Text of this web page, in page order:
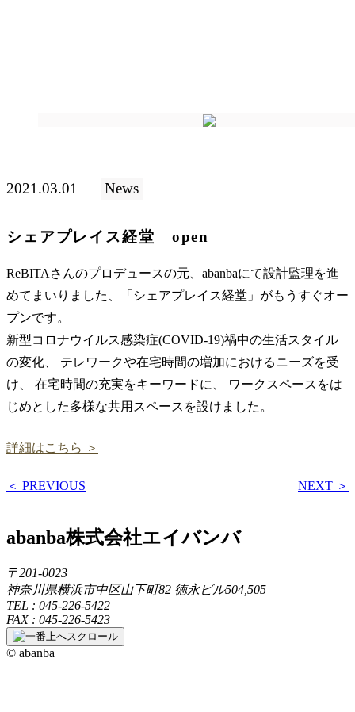
2021.03.01 News
シェアプレイス経堂 open
ReBITAさんのプロデュースの元、abanbaにて設計監理を進
めてまいりました、「シェアプレイス経堂」がもうすぐオー
プンです。
新型コロナウイルス感染症(COVID-19)禍中の生活スタイル
の変化、 テレワークや在宅時間の増加におけるニーズを受
け、 在宅時間の充実をキーワードに、 ワークスペースをは
じめとした多様な共用スペースを設けました。
詳細はこちら ＞
＜ PREVIOUS NEXT ＞
abanba株式会社エイバンバ
〒201-0023
神奈川県横浜市中区山下町82 徳永ビル504,505
TEL : 045-226-5422
FAX : 045-226-5423
© abanba